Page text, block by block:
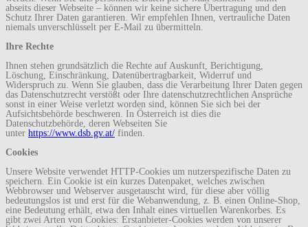
abseits dieser Webseite – können wir keine sichere Übertragung und den
Schutz Ihrer Daten garantieren. Wir empfehlen Ihnen, vertrauliche Daten
niemals unverschlüsselt per E-Mail zu übermitteln.
Ihre Rechte
Ihnen stehen grundsätzlich die Rechte auf Auskunft, Berichtigung,
Löschung, Einschränkung, Datenübertragbarkeit, Widerruf und
Widerspruch zu. Wenn Sie glauben, dass die Verarbeitung Ihrer Daten gegen
das Datenschutzrecht verstößt oder Ihre datenschutzrechtlichen Ansprüche
sonst in einer Weise verletzt worden sind, können Sie sich bei der
Aufsichtsbehörde beschweren. In Österreich ist dies die
Datenschutzbehörde, deren Webseiten Sie
unter https://www.dsb.gv.at/ finden.
Cookies
Unsere Website verwendet HTTP-Cookies um nutzerspezifische Daten zu
speichern. Ein Cookie ist ein kurzes Datenpaket, welches zwischen
Webbrowser und Webserver ausgetauscht wird, für diese aber völlig
bedeutungslos ist und erst für die Webanwendung, z. B. einen Online-Shop,
eine Bedeutung erhält, etwa den Inhalt eines virtuellen Warenkorbes. Es
gibt zwei Arten von Cookies: Erstanbieter-Cookies werden von unserer